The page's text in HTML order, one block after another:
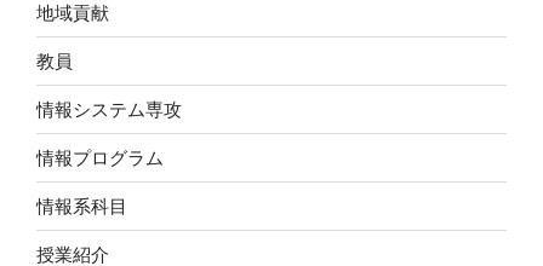
地域貢献
教員
情報システム専攻
情報プログラム
情報系科目
授業紹介